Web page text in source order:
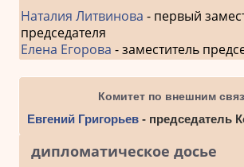
Наталия Литвинова - первый
председателя
Елена Егорова - заместитель
Комитет по внешним
Евгений Григорьев- председатель
дипломатическое досье